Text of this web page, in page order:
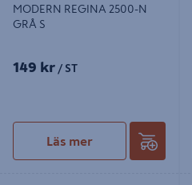
MODERN REGINA 2500-N
GRÅ S
149 kr / ST
Läs mer